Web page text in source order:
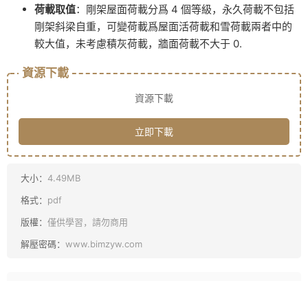
荷載取值：剛架屋面荷載分爲 4 個等級，永久荷載不包括
剛架斜梁自重，可變荷載爲屋面活荷載和雪荷載兩者中的
較大值，未考慮積灰荷載，牆面荷載不大于 0.
資源下載
資源下載
立即下載
大小： 4.49MB
格式： pdf
版權： 僅供學習，請勿商用
解壓密碼： www.bimzyw.com